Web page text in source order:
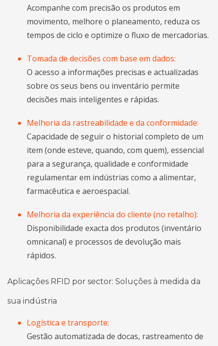
Acompanhe com precisão os produtos em
movimento, melhore o planeamento, reduza os
tempos de ciclo e optimize o fluxo de mercadorias.
Tomada de decisões com base em dados:
O acesso a informações precisas e actualizadas
sobre os seus bens ou inventário permite
decisões mais inteligentes e rápidas.
Melhoria da rastreabilidade e da conformidade:
Capacidade de seguir o historial completo de um
item (onde esteve, quando, com quem), essencial
para a segurança, qualidade e conformidade
regulamentar em indústrias como a alimentar,
farmacêutica e aeroespacial.
Melhoria da experiência do cliente (no retalho):
Disponibilidade exacta dos produtos (inventário
omnicanal) e processos de devolução mais
rápidos.
Aplicações RFID por sector: Soluções à medida da
sua indústria
Logística e transporte:
Gestão automatizada de docas, rastreamento de